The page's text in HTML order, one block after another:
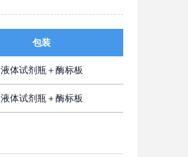
包装
液体试剂瓶＋酶标板
液体试剂瓶＋酶标板